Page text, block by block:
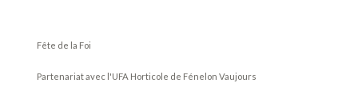
Fête de la Foi
Partenariat avec l'UFA Horticole de Fénelon Vaujours